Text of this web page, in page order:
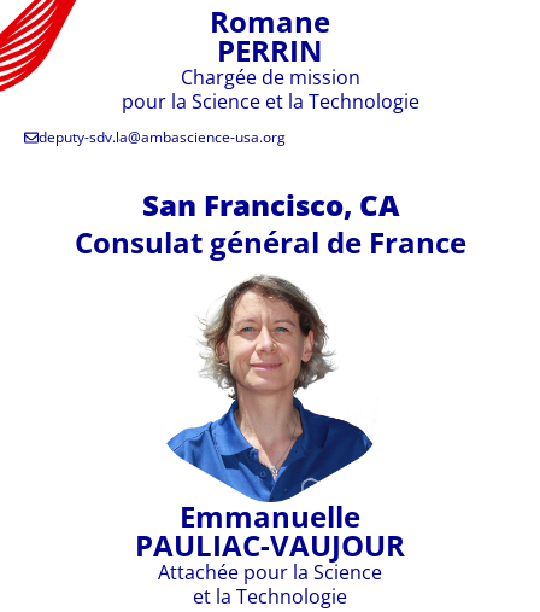
Romane
PERRIN
Chargée de mission
pour la Science et la Technologie
deputy-sdv.la@ambascience-usa.org
San Francisco, CA
Consulat général de France
Emmanuelle
PAULIAC-VAUJOUR
Attachée pour la Science
et la Technologie